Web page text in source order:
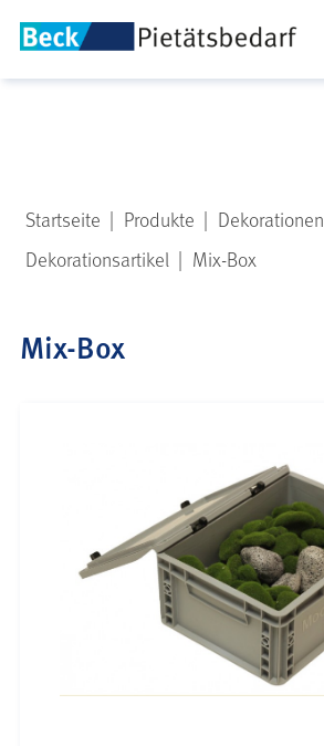
Startseite | Produkte | Dekorationen
Dekorationsartikel | Mix-Box
Mix-Box